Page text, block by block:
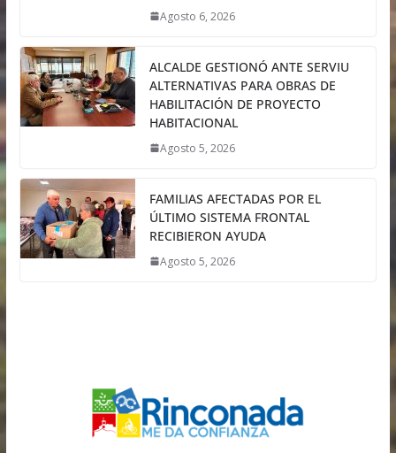
Agosto 6, 2026
ALCALDE GESTIONÓ ANTE SERVIU
ALTERNATIVAS PARA OBRAS DE
HABILITACIÓN DE PROYECTO
HABITACIONAL
Agosto 5, 2026
FAMILIAS AFECTADAS POR EL
ÚLTIMO SISTEMA FRONTAL
RECIBIERON AYUDA
Agosto 5, 2026